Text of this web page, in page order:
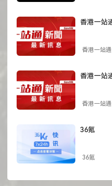
香港一站
香港一站
香港一站
香港一站
36氪
36氪